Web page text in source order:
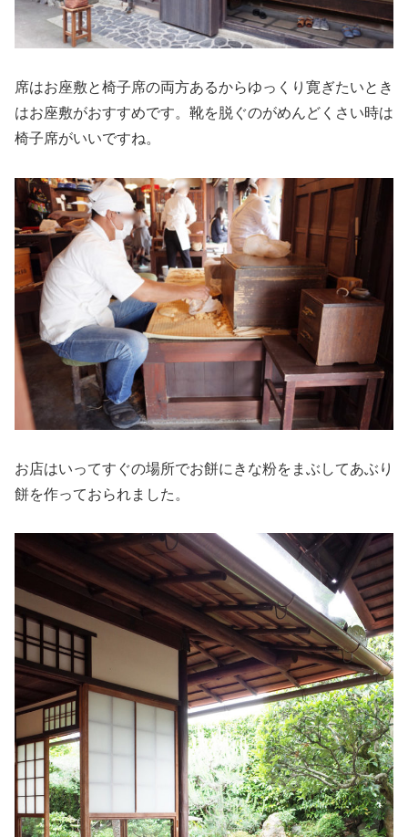
席はお座敷と椅子席の両方あるからゆっくり寛ぎたいとき
はお座敷がおすすめです。靴を脱ぐのがめんどくさい時は
椅子席がいいですね。
お店はいってすぐの場所でお餅にきな粉をまぶしてあぶり
餅を作っておられました。